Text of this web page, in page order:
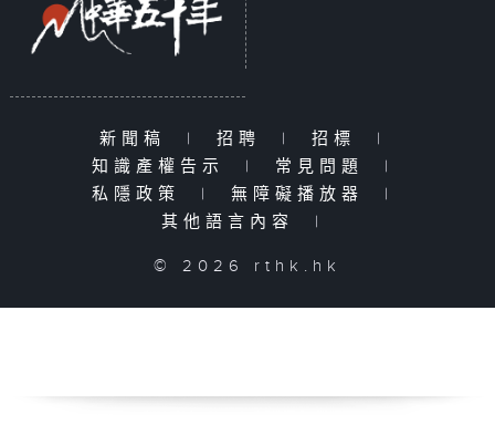
新聞稿 | 招聘 | 招標
|
知識產權告示
| 常見問題
|
私隱政策
| 無障礙播放器
|
其他語言內容
|
© 2026 rthk.hk